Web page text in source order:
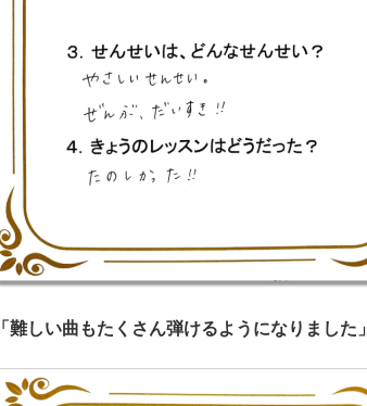
「難しい曲もたくさん弾けるようになりました」